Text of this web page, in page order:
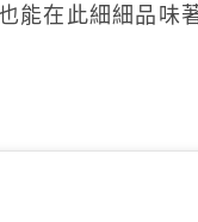
能在此細細品味